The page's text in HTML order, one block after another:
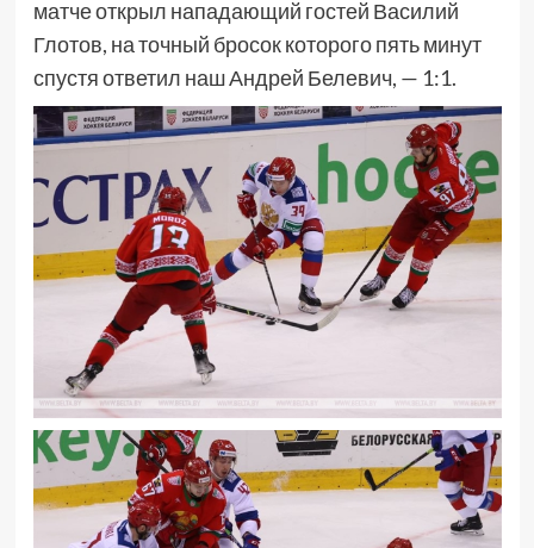
матче открыл нападающий гостей Василий
Глотов, на точный бросок которого пять минут
спустя ответил наш Андрей Белевич, — 1:1.